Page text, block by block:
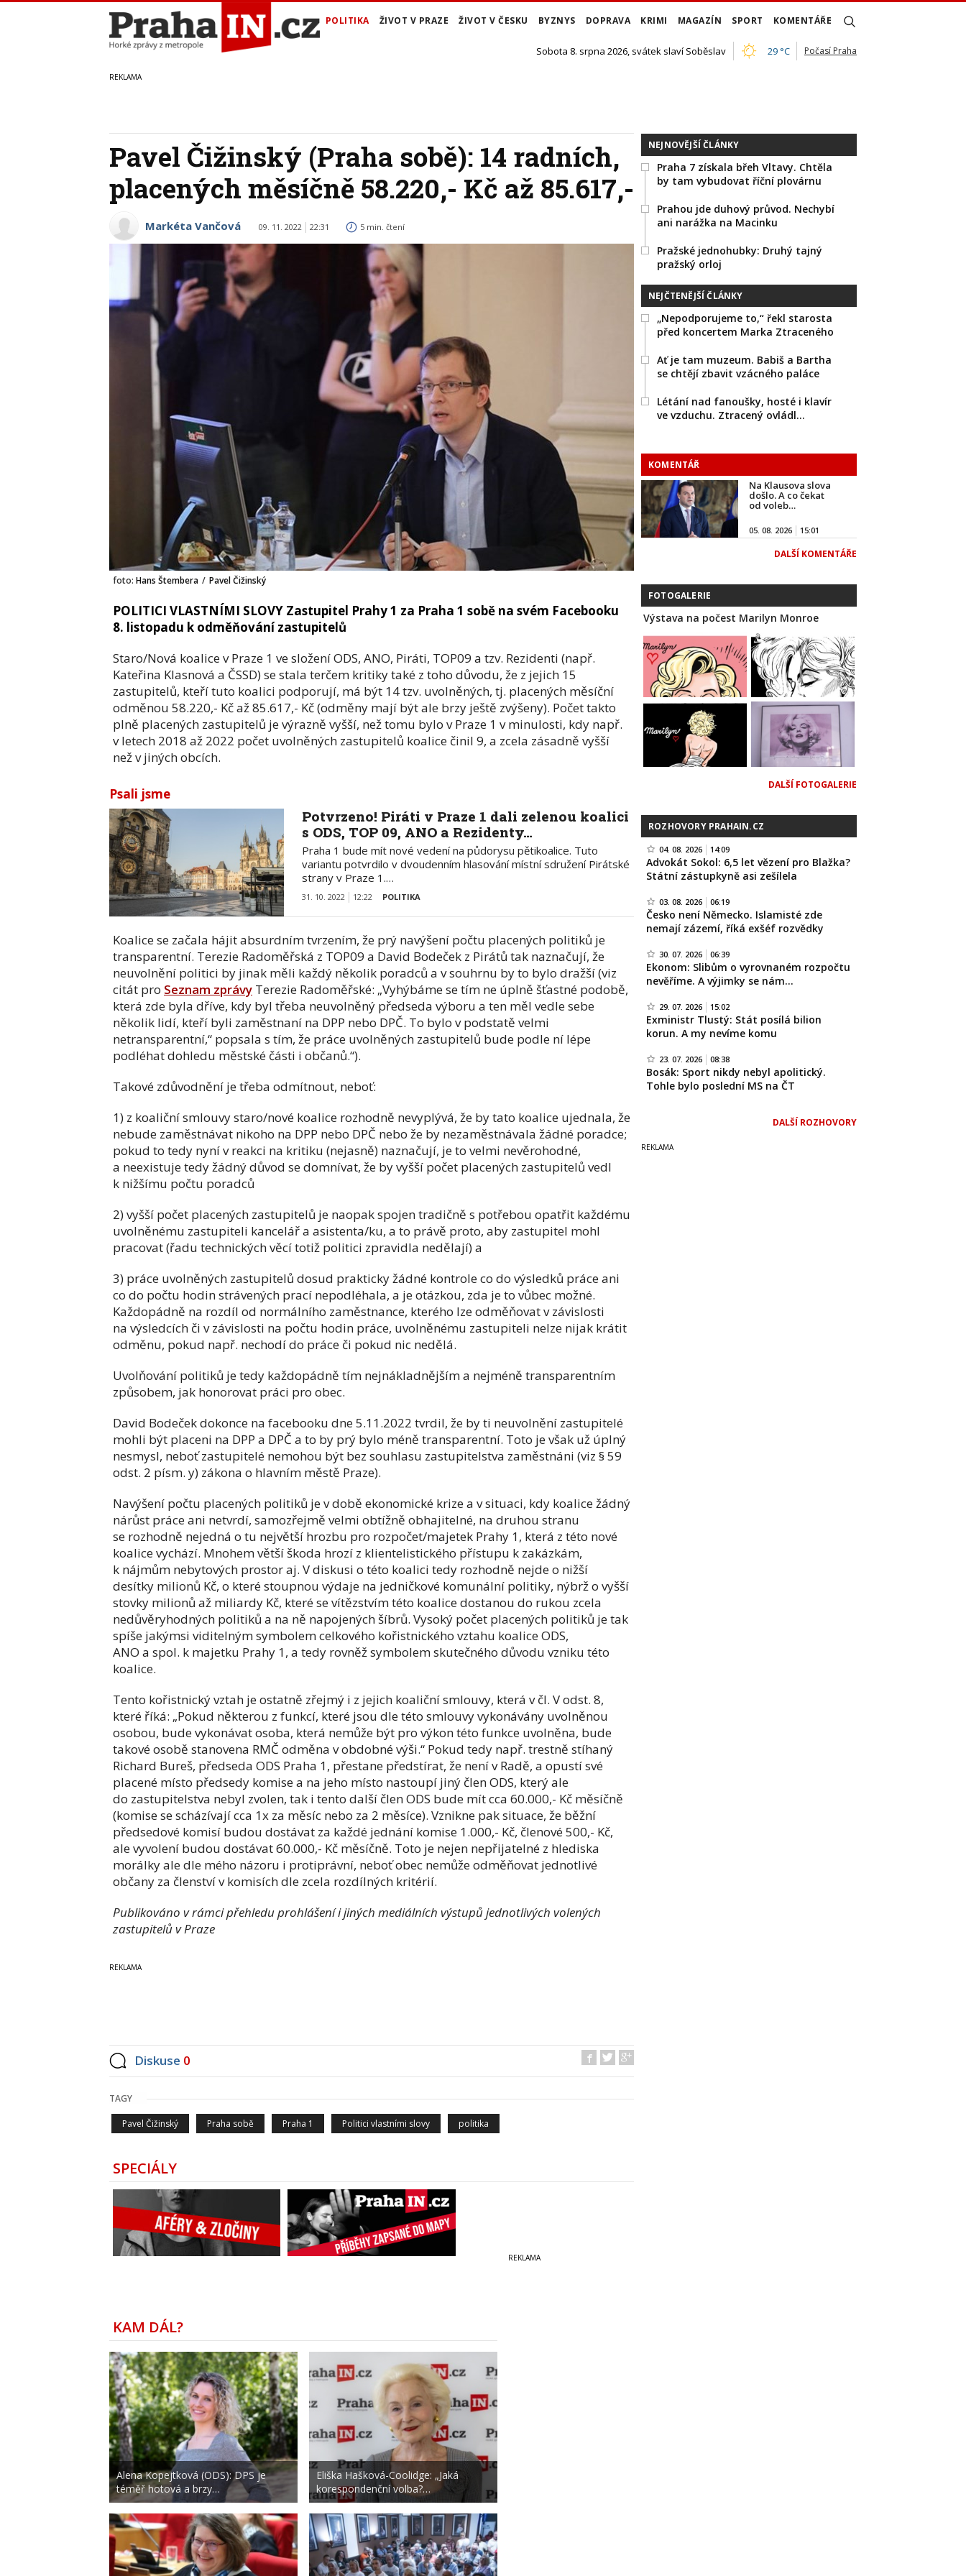
POLITIKA ŽIVOT V PRAZE ŽIVOT V ČESKU BYZNYS DOPRAVA KRIMI MAGAZÍN SPORT KOMENTÁŘE
Sobota 8. srpna 2026, svátek slaví Soběslav 29 °C Počasí Praha
Pavel Čižinský (Praha sobě): 14 radních,
placených měsíčně 58.220,- Kč až 85.617,-
Markéta Vančová 09. 11. 2022 22:31 5 min. čtení
foto: Hans Štembera / Pavel Čižinský
POLITICI VLASTNÍMI SLOVY Zastupitel Prahy 1 za Praha 1 sobě na svém Facebooku
8. listopadu k odměňování zastupitelů
Staro/Nová koalice v Praze 1 ve složení ODS, ANO, Piráti, TOP09 a tzv. Rezidenti (např.
Kateřina Klasnová a ČSSD) se stala terčem kritiky také z toho důvodu, že z jejich 15
zastupitelů, kteří tuto koalici podporují, má být 14 tzv. uvolněných, tj. placených měsíční
odměnou 58.220,- Kč až 85.617,- Kč (odměny mají být ale brzy ještě zvýšeny). Počet takto
plně placených zastupitelů je výrazně vyšší, než tomu bylo v Praze 1 v minulosti, kdy např.
v letech 2018 až 2022 počet uvolněných zastupitelů koalice činil 9, a zcela zásadně vyšší
než v jiných obcích.
Psali jsme
Potvrzeno! Piráti v Praze 1 dali zelenou koalici
s ODS, TOP 09, ANO a Rezidenty…
Praha 1 bude mít nové vedení na půdorysu pětikoalice. Tuto
variantu potvrdilo v dvoudenním hlasování místní sdružení Pirátské
strany v Praze 1.…
31. 10. 2022 12:22 POLITIKA
Koalice se začala hájit absurdním tvrzením, že prý navýšení počtu placených politiků je
transparentní. Terezie Radoměřská z TOP09 a David Bodeček z Pirátů tak naznačují, že
neuvolnění politici by jinak měli každý několik poradců a v souhrnu by to bylo dražší (viz
citát pro Seznam zprávy Terezie Radoměřské: „Vyhýbáme se tím ne úplně šťastné podobě,
která zde byla dříve, kdy byl třeba neuvolněný předseda výboru a ten měl vedle sebe
několik lidí, kteří byli zaměstnaní na DPP nebo DPČ. To bylo v podstatě velmi
netransparentní,“ popsala s tím, že práce uvolněných zastupitelů bude podle ní lépe
podléhat dohledu městské části i občanů.“).
Takové zdůvodnění je třeba odmítnout, neboť:
1) z koaliční smlouvy staro/nové koalice rozhodně nevyplývá, že by tato koalice ujednala, že
nebude zaměstnávat nikoho na DPP nebo DPČ nebo že by nezaměstnávala žádné poradce;
pokud to tedy nyní v reakci na kritiku (nejasně) naznačují, je to velmi nevěrohodné,
a neexistuje tedy žádný důvod se domnívat, že by vyšší počet placených zastupitelů vedl
k nižšímu počtu poradců
2) vyšší počet placených zastupitelů je naopak spojen tradičně s potřebou opatřit každému
uvolněnému zastupiteli kancelář a asistenta/ku, a to právě proto, aby zastupitel mohl
pracovat (řadu technických věcí totiž politici zpravidla nedělají) a
3) práce uvolněných zastupitelů dosud prakticky žádné kontrole co do výsledků práce ani
co do počtu hodin strávených prací nepodléhala, a je otázkou, zda je to vůbec možné.
Každopádně na rozdíl od normálního zaměstnance, kterého lze odměňovat v závislosti
na výsledcích či v závislosti na počtu hodin práce, uvolněnému zastupiteli nelze nijak krátit
odměnu, pokud např. nechodí do práce či pokud nic nedělá.
Uvolňování politiků je tedy každopádně tím nejnákladnějším a nejméně transparentním
způsobem, jak honorovat práci pro obec.
David Bodeček dokonce na facebooku dne 5.11.2022 tvrdil, že by ti neuvolnění zastupitelé
mohli být placeni na DPP a DPČ a to by prý bylo méně transparentní. Toto je však už úplný
nesmysl, neboť zastupitelé nemohou být bez souhlasu zastupitelstva zaměstnáni (viz § 59
odst. 2 písm. y) zákona o hlavním městě Praze).
Navýšení počtu placených politiků je v době ekonomické krize a v situaci, kdy koalice žádný
nárůst práce ani netvrdí, samozřejmě velmi obtížně obhajitelné, na druhou stranu
se rozhodně nejedná o tu největší hrozbu pro rozpočet/majetek Prahy 1, která z této nové
koalice vychází. Mnohem větší škoda hrozí z klientelistického přístupu k zakázkám,
k nájmům nebytových prostor aj. V diskusi o této koalici tedy rozhodně nejde o nižší
desítky milionů Kč, o které stoupnou výdaje na jedničkové komunální politiky, nýbrž o vyšší
stovky milionů až miliardy Kč, které se vítězstvím této koalice dostanou do rukou zcela
nedůvěryhodných politiků a na ně napojených šíbrů. Vysoký počet placených politiků je tak
spíše jakýmsi viditelným symbolem celkového kořistnického vztahu koalice ODS,
ANO a spol. k majetku Prahy 1, a tedy rovněž symbolem skutečného důvodu vzniku této
koalice.
Tento kořistnický vztah je ostatně zřejmý i z jejich koaliční smlouvy, která v čl. V odst. 8,
které říká: „Pokud některou z funkcí, které jsou dle této smlouvy vykonávány uvolněnou
osobou, bude vykonávat osoba, která nemůže být pro výkon této funkce uvolněna, bude
takové osobě stanovena RMČ odměna v obdobné výši.“ Pokud tedy např. trestně stíhaný
Richard Bureš, předseda ODS Praha 1, přestane předstírat, že není v Radě, a opustí své
placené místo předsedy komise a na jeho místo nastoupí jiný člen ODS, který ale
do zastupitelstva nebyl zvolen, tak i tento další člen ODS bude mít cca 60.000,- Kč měsíčně
(komise se scházívají cca 1x za měsíc nebo za 2 měsíce). Vznikne pak situace, že běžní
předsedové komisí budou dostávat za každé jednání komise 1.000,- Kč, členové 500,- Kč,
ale vyvolení budou dostávat 60.000,- Kč měsíčně. Toto je nejen nepřijatelné z hlediska
morálky ale dle mého názoru i protiprávní, neboť obec nemůže odměňovat jednotlivé
občany za členství v komisích dle zcela rozdílných kritérií.
Publikováno v rámci přehledu prohlášení i jiných mediálních výstupů jednotlivých volených
zastupitelů v Praze
Diskuse 0
TAGY
Pavel Čižinský Praha sobě Praha 1 Politici vlastními slovy politika
SPECIÁLY
NEJNOVĚJŠÍ ČLÁNKY
Praha 7 získala břeh Vltavy. Chtěla
by tam vybudovat říční plovárnu
Prahou jde duhový průvod. Nechybí
ani narážka na Macinku
Pražské jednohubky: Druhý tajný
pražský orloj
NEJČTENĚJŠÍ ČLÁNKY
„Nepodporujeme to,“ řekl starosta
před koncertem Marka Ztraceného
Ať je tam muzeum. Babiš a Bartha
se chtějí zbavit vzácného paláce
Létání nad fanoušky, hosté i klavír
ve vzduchu. Ztracený ovládl…
KOMENTÁŘ
Na Klausova slova
došlo. A co čekat
od voleb…
05. 08. 2026 15:01
DALŠÍ KOMENTÁŘE
FOTOGALERIE
Výstava na počest Marilyn Monroe
DALŠÍ FOTOGALERIE
ROZHOVORY PRAHAIN.CZ
04. 08. 2026 14:09
Advokát Sokol: 6,5 let vězení pro Blažka?
Státní zástupkyně asi zešílela
03. 08. 2026 06:19
Česko není Německo. Islamisté zde
nemají zázemí, říká exšéf rozvědky
30. 07. 2026 06:39
Ekonom: Slibům o vyrovnaném rozpočtu
nevěříme. A výjimky se nám…
29. 07. 2026 15:02
Exministr Tlustý: Stát posílá bilion
korun. A my nevíme komu
23. 07. 2026 08:38
Bosák: Sport nikdy nebyl apolitický.
Tohle bylo poslední MS na ČT
DALŠÍ ROZHOVORY
KAM DÁL?
Alena Kopejtková (ODS): DPS je
téměř hotová a brzy…
Eliška Hašková-Coolidge: „Jaká
korespondenční volba?…